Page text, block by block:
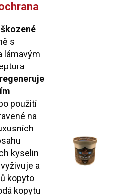
s
lámavým
použití
na
kyselin
a
kopyto
kopytu